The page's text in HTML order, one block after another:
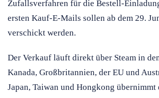
Zufallsverfahren für die Bestell-
ersten Kauf-E-Mails sollen ab dem 29.
verschickt werden.
Der Verkauf läuft direkt über Steam in
Kanada, Großbritannien, der EU und
Japan, Taiwan und Hongkong übernimmt